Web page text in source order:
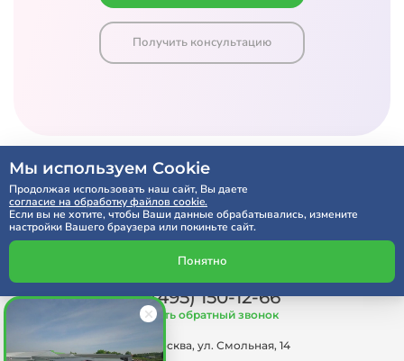
Получить консультацию
+7 (495) 150-12-66
Заказать обратный звонок
г. Москва, ул. Смольная, 14
Мы используем Cookie
Продолжая использовать наш сайт, Вы даете
согласие на обработку файлов cookie.
Если вы не хотите, чтобы Ваши данные обрабатывались, измените
настройки Вашего браузера или покиньте сайт.
Понятно